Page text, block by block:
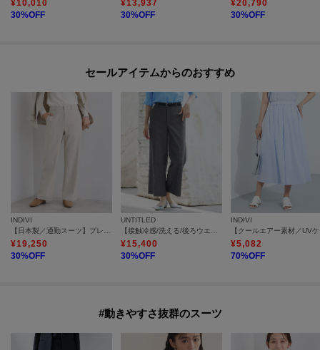
¥10,010
30%OFF
¥13,937
30%OFF
¥20,790
30%OFF
セールアイテムからのおすすめ
INDIVI
【日本製／通勤スーツ】プレシャスドビー テーパードパンツ
¥19,250
30%OFF
UNTITLED
【接触冷感/洗える/後ろウエストゴム】オックスワイドパンツ
¥15,400
30%OFF
INDIVI
¥5,082
70%OFF
#動きやすさ抜群のスーツ